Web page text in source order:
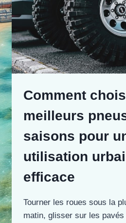
Comment
meilleurs
saisons pour
utilisation
efficace
Tourner les roues sous la
matin, glisser sur les